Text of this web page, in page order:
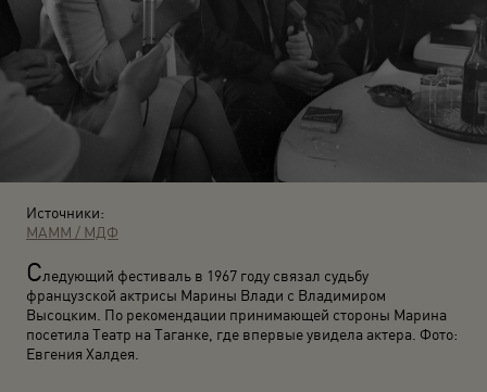
Источники:
МАММ / МДФ
Следующий фестиваль в 1967 году связал судьбу
французской актрисы Марины Влади с Владимиром
Высоцким. По рекомендации принимающей стороны Марина
посетила Театр на Таганке, где впервые увидела актера. Фото:
Евгения Халдея.